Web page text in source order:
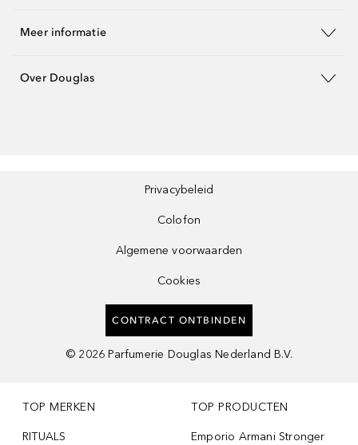
Meer informatie
Over Douglas
Privacybeleid
Colofon
Algemene voorwaarden
Cookies
CONTRACT ONTBINDEN
© 2026 Parfumerie Douglas Nederland B.V.
TOP MERKEN
RITUALS
TOP PRODUCTEN
Emporio Armani Stronger